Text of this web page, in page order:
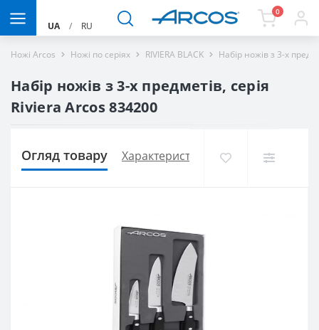
UA / RU
0
Ножі Arcos Ножі по серіях RIVIERA BLACK Набір ножів з 3-х
Набір ножів з 3-х предметів, серія
Riviera Arcos 834200
Огляд товару Характеристики Доставка і